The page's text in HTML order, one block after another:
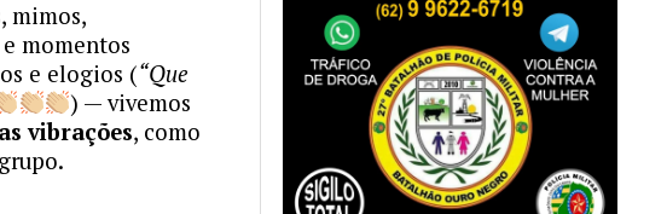
mimos,
momentos
e elogios (“Que
) — vivemos
vibrações, como